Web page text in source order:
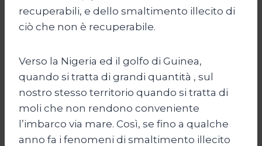
recuperabili, e dello smaltimento illecito di
ciò che non è recuperabile.
Verso la Nigeria ed il golfo di Guinea,
quando si tratta di grandi quantità , sul
nostro stesso territorio quando si tratta di
moli che non rendono conveniente
l’imbarco via mare. Così, se fino a qualche
anno fa i fenomeni di smaltimento illecito